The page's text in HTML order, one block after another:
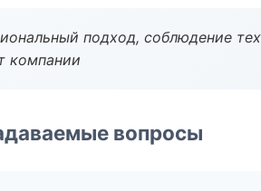
подход, соблюдение
компании
вопросы